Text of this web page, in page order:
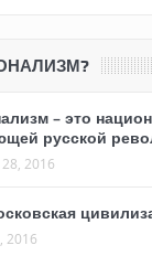
– это
русской
2016
2016